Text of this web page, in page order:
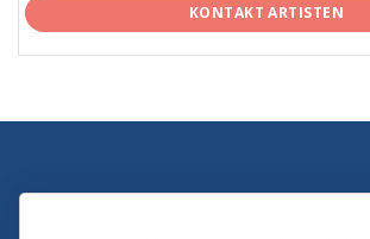
KONTAKT ARTISTEN